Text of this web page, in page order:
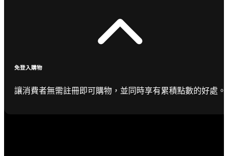
免登入購物
讓消費者無需註冊即可購物，並同時享有累積點數的好處。